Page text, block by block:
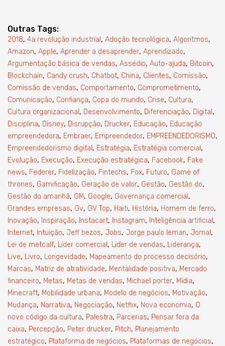
Outras Tags:
2018, 4a revolução industrial , Adoção tecnológica, Algoritmos,
Amazon, Apple, Aprender a desaprender, Aprendizado,
Argumentação básica de vendas, Assédio, Auto-ajuda, Bitcoin,
Blockchain, Candy crush, Chatbot, China, Clientes, Comissão,
Comissão de vendas, Comportamento, Comprometimento,
Comunicação, Confiança, Copa do mundo, Crise, Cultura,
Cultura organizacional , Desenvolvimento, Diferenciação, Digital ,
Disciplina, Disney, Disrupção, Drucker, Educação, Educação
empreendedora, Embraer, Empreendedor, EMPREENDEDORISMO,
Empreendedorismo digital , Estratégia, Estratégia comercial ,
Evolução, Execução, Execução estratégica, Facebook, Fake
news, Federer, Fidelização, Fintechs, Fox, Futuro, Game of
thrones, Gamificação, Geração de valor, Gestão, Gestão do,
Gestão do amanhã, GM, Google, Governança comercial ,
Grandes empresas, Gv, GV Top, Haiti, História, Homem de ferro,
Inovação, Inspiração, Instacart, Instagram, Inteligência artificial ,
Internet, Intuição, Jeff bezos, Jobs, Jorge paulo leman, Jornal ,
Lei de metcalf, Líder comercial , Lider de vendas, Liderança,
Live, Livro, Longevidade, Mapeamento do processo decisório,
Marcas, Matriz de atratividade, Mentalidade positiva, Mercado
financeiro, Metas, Metas de vendas, Michael porter, Mídia,
Minecraft, Mobilidade urbana, Modelo de negócios, Motivação,
Mudança, Narrativa, Negociação, Netflix, Nova economia, O
novo código da cultura, Palestra, Parcerias, Pensar fora da
caixa, Percepção, Peter drucker, Pitch, Planejamento
estratégico, Plataforma de negócios, Plataformas de negócios,